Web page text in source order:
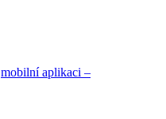
mobilní aplikaci –